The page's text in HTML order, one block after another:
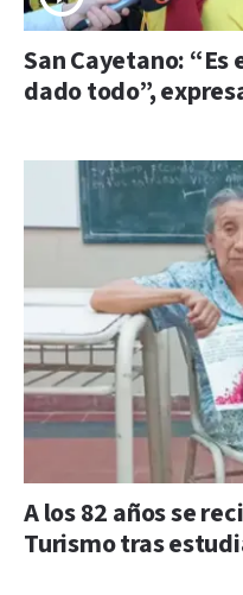
San Cayetano: “Es
dado todo”,
A los 82 años se
Turismo tras